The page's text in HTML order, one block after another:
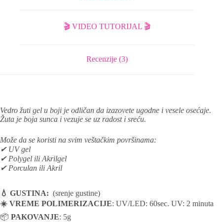
🎬 VIDEO TUTORIJAL 🎬
Recenzije (3)
Vedro žuti gel u boji je odličan da izazovete ugodne i vesele osećaje.
Žuta je boja sunca i vezuje se uz radost i sreću.
Može da se koristi na svim veštačkim površinama:
✔ UV gel
✔ Polygel ili Akrilgel
✔ Porculan ili Akril
💧 GUSTINA: (srenje gustine)
☀️ VREME POLIMERIZACIJE: UV/LED: 60sec. UV: 2 minuta
📦 PAKOVANJE: 5g